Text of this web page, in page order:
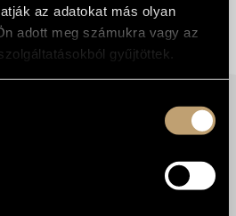
az adatokat más olyan
adott meg számukra vagy az
gyűjtöttek.
KONFERENCIA - 2. RÉSZ